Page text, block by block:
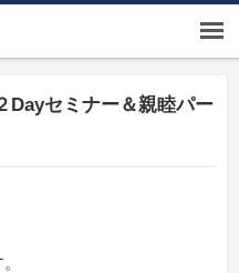
Dayセミナー＆親睦パー